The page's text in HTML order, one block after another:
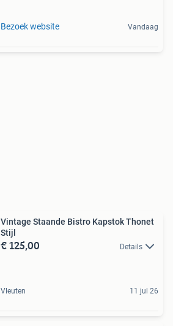
Bezoek website Vandaag
Vintage Staande Bistro Kapstok Thonet
Stijl
€ 125,00 Details
Vleuten 11 jul 26